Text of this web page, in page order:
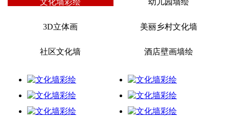
文化墙彩绘 幼儿园墙绘
3D立体画 美丽乡村文化墙
社区文化墙 酒店壁画墙绘